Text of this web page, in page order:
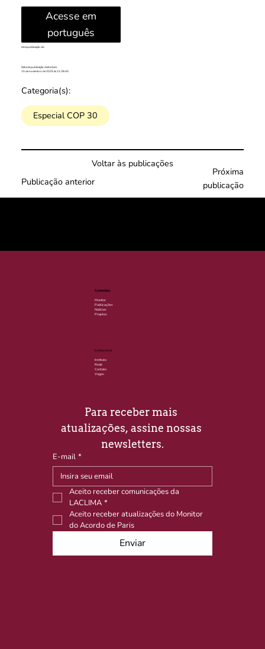
Acesse em
português
Uma publicação de:
Data da publicação deste item:
15 de novembro de 2025 às 21:28:45
Categoria(s):
Especial COP 30
Voltar às publicações
Publicação anterior
Próxima
publicação
Conteúdos
Monitor
Publicações
Notícias
Projetos
Institucional
Instituto
Rede
Contato
Vagas
Para receber mais
atualizações, assine nossas
newsletters.
E-mail *
Aceito receber comunicações da
LACLIMA *
Aceito receber atualizações do Monitor
do Acordo de Paris
Enviar